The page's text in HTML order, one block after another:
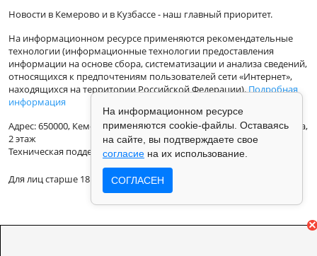
Новости в Кемерово и в Кузбассе - наш главный приоритет.
На информационном ресурсе применяются рекомендательные
технологии (информационные технологии предоставления
информации на основе сбора, систематизации и анализа сведений,
относящихся к предпочтениям пользователей сети «Интернет»,
находящихся на территории Российской Федерации).Подробная
информация
Адрес: 650000, Кемеровская Область, г.Кемерово, ул.Кузбасская 33а,
2 этаж
Техническая поддержка: support@vse42.ru
Для лиц старше 18 лет.
На информационном ресурсе
применяются cookie-файлы. Оставаясь
на сайте, вы подтверждаете свое
согласие на их использование.
СОГЛАСЕН